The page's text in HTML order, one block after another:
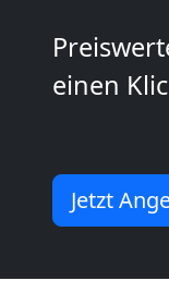
einen
Jetzt
3